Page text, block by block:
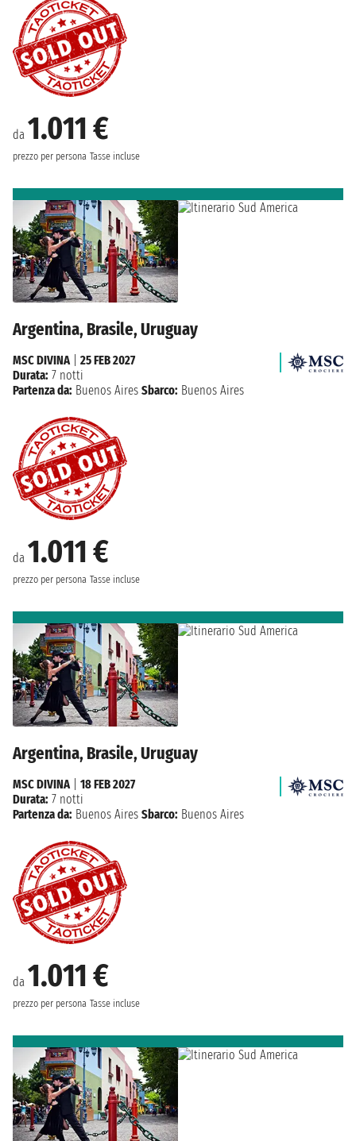
da 1.011 €
prezzo per persona Tasse incluse
Argentina, Brasile, Uruguay
da 1.011 €
prezzo per persona Tasse incluse
MSC DIVINA| 25 FEB 2027
Durata: 7 notti
Partenza da: Buenos Aires Sbarco: Buenos Aires
Argentina, Brasile, Uruguay
da 1.011 €
prezzo per persona Tasse incluse
MSC DIVINA| 18 FEB 2027
Durata: 7 notti
Partenza da: Buenos Aires Sbarco: Buenos Aires